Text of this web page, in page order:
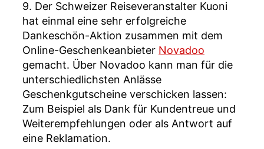
9. Der Schweizer Reiseveranstalter Kuoni
hat einmal eine sehr erfolgreiche
Dankeschön-Aktion zusammen mit dem
Online-Geschenkeanbieter Novadoo
gemacht. Über Novadoo kann man für die
unterschiedlichsten Anlässe
Geschenkgutscheine verschicken lassen:
Zum Beispiel als Dank für Kundentreue und
Weiterempfehlungen oder als Antwort auf
eine Reklamation.